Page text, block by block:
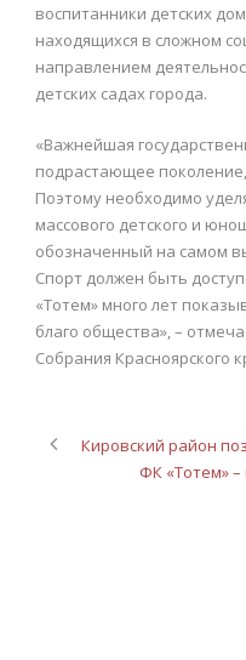
воспитанники детских
находящихся в сложном
направлением
детских садах города.
«Важнейшая
подрастающее
Поэтому необходимо
массового детского и
обозначенный на самом
Спорт должен быть
«Тотем» много лет
благо общества», –
Собрания Красноярского
Кировский район
ФК «Тотем»